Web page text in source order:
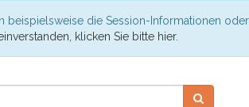
die Session-Informationen
klicken Sie bitte hier.